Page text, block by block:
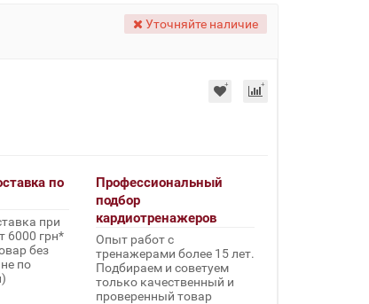
Уточняйте наличие
по
при
6000 грн*
без
по
Профессиональный
подбор
кардиотренажеров
Опыт работ с
тренажерами более 15 лет.
Подбираем и советуем
только качественный и
проверенный товар